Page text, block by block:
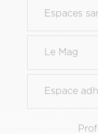
page
principal
Espaces
Le Mag
Espace